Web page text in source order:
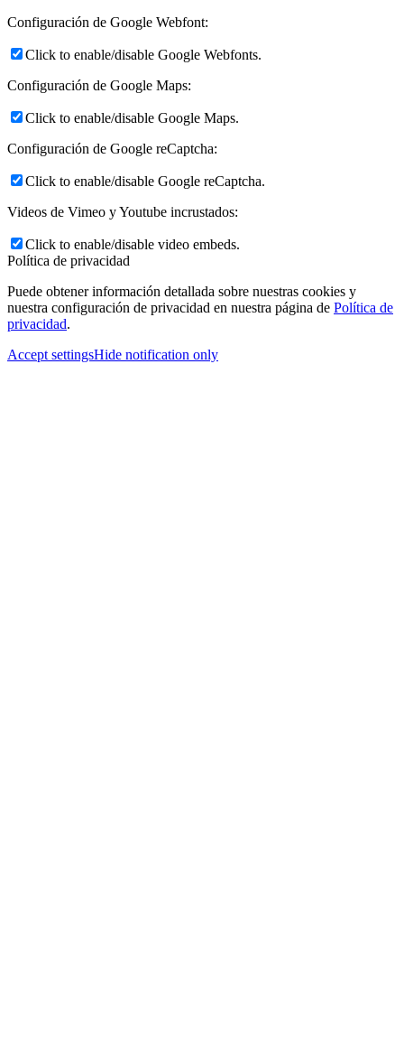
Configuración de Google Webfont:
Click to enable/disable Google Webfonts.
Configuración de Google Maps:
Click to enable/disable Google Maps.
Configuración de Google reCaptcha:
Click to enable/disable Google reCaptcha.
Videos de Vimeo y Youtube incrustados:
Click to enable/disable video embeds.
Política de privacidad
Puede obtener información detallada sobre nuestras cookies y
nuestra configuración de privacidad en nuestra página de Política de
privacidad.
Accept settingsHide notification only